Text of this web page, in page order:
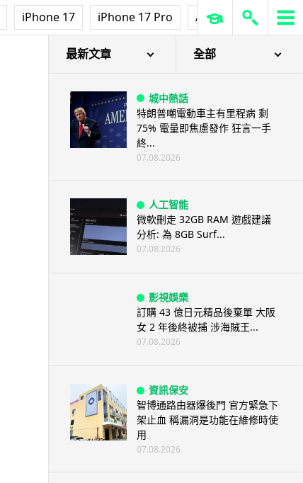
iPhone 17 iPhone 17 Pro AirPods Pro 3
最新文章 全部
城中熱話
特朗普嘲電動車主有里程病 剩
75% 電量即焦慮發作 狂言一手
終...
07.08.2026
人工智能
微軟刪走 32GB RAM 遊戲建議
分析: 為 8GB Surf...
07.08.2026
影視娛樂
訂購 43 億日元精品後棄單 大阪
女 2 年後終被捕 涉海賊王...
07.08.2026
資訊保安
智博通路由器爆後門 官方緊急下
架止血 稱漏洞是功能在維修時使
用
07.08.2026